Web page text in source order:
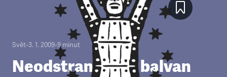
Svět•3. 1. 2009•9 minut
Neodstranitelný balvan